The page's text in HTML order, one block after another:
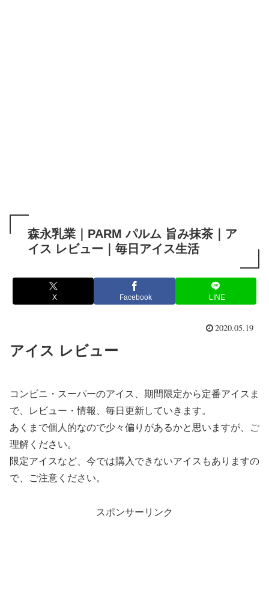
森永乳業｜PARM パルム 旨み抹茶｜ア
イス レビュー｜毎日アイス生活
X Facebook LINE
2020.05.19
アイス レビュー
コンビニ・スーパーのアイス、期間限定から定番アイスま
で、レビュー・情報、毎日更新していきます。
あくまで個人的なので少々偏りがあるかと思いますが、ご
理解ください。
限定アイスなど、今では購入できないアイスもありますの
で、ご注意ください。
スポンサーリンク